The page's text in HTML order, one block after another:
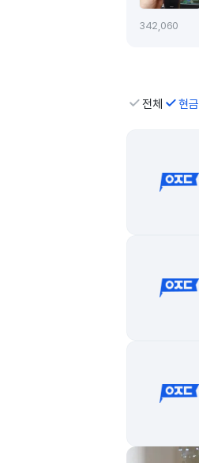
342,060
전체 현